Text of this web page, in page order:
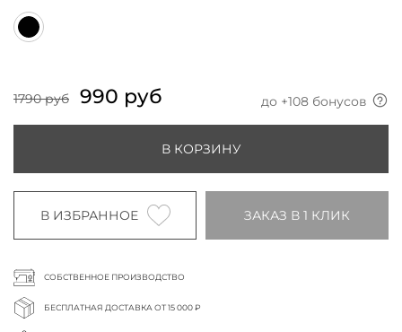
1790 руб 990 руб до +108 бонусов
В КОРЗИНУ
В ИЗБРАННОЕ ЗАКАЗ В 1 КЛИК
СОБСТВЕННОЕ ПРОИЗВОДСТВО
БЕСПЛАТНАЯ ДОСТАВКА ОТ 15 000 ₽